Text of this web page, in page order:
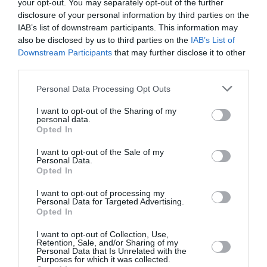
your opt-out. You may separately opt-out of the further
disclosure of your personal information by third parties on the
IAB’s list of downstream participants. This information may
also be disclosed by us to third parties on the IAB’s List of
Downstream Participants that may further disclose it to other
Personal Data Processing Opt Outs
I want to opt-out of the Sharing of my
personal data.
Opted In
I want to opt-out of the Sale of my
Personal Data.
Opted In
I want to opt-out of processing my
Personal Data for Targeted Advertising.
Opted In
I want to opt-out of Collection, Use,
Retention, Sale, and/or Sharing of my
Personal Data that Is Unrelated with the
Purposes for which it was collected.
SERGE13 a commenté l'article :
A380 de Lufthansa : les « vrais » sièges hublot en
classe Affaires deviennent payants
aeroport Tunisie
AÉROPORTUAIRES : LE
SCARA CONTESTE LES